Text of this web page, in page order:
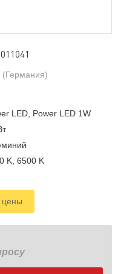
(Германия)
LED, Power LED 1W
т
K, 6500 K
цены